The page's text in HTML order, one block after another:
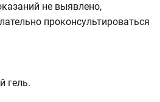
не выявлено,
проконсультироваться
гель.